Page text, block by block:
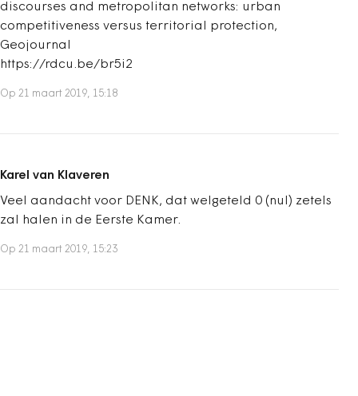
discourses and metropolitan networks: urban
competitiveness versus territorial protection,
Geojournal
https://rdcu.be/br5i2
Op 21 maart 2019, 15:18
Karel van Klaveren
Veel aandacht voor DENK, dat welgeteld 0 (nul) zetels
zal halen in de Eerste Kamer.
Op 21 maart 2019, 15:23